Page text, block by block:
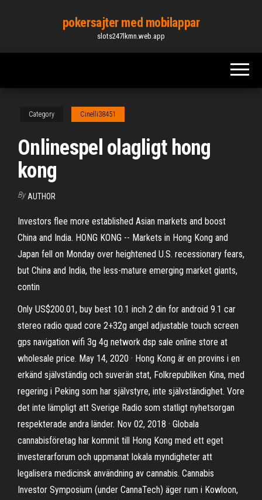
content
pokersajter med mobilappar
slots247lkmn.web.app
Category Cinelli38451
Onlinespel olagligt hong
kong
By AUTHOR
Investors flee more established Asian markets and boost
China and India. HONG KONG -- Markets in Hong Kong and
Japan fell on Monday over heightened U.S. recessionary fears,
but China and India, the less-mature emerging market giants,
contin
Only US$200.01, buy best 10.1 inch 2 din for android 9.1 car
stereo radio quad core 2+32g angel adjustable touch screen
gps navigation wifi 3g 4g network dsp sale online store at
wholesale price. May 14, 2020 · Hong Kong är en provins i en
erkänd självständig och suverän stat, Folkrepubliken Kina, med
regering i Peking som har självstyre, inte självständighet. Vore
det inte lämpligt att Sverige Radio som statligt nyhetsorgan
respekterade andra länder. Nov 02, 2018 · Globala
cannabisföretag har kommit till Hong Kong med ett eget
investerarforum och uppmanat lokala myndigheter att
legalisera medicinsk användning av cannabis. Cannabis
Investor Symposium (under CannaTech) äger rum i Kowloon,